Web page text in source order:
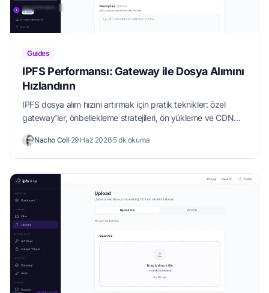
Guides
IPFS Performansı: Gateway ile Dosya Alımını
Hızlandırın
IPFS dosya alım hızını artırmak için pratik teknikler: özel
gateway'ler, önbellekleme stratejileri, ön yükleme ve CDN
Nacho Coll·29 Haz 2026·5 dk okuma